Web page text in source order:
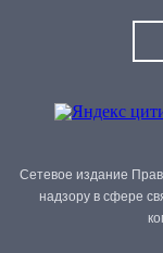
Сетевое издание
надзору в сфере